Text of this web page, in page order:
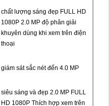
chất lượng sáng đẹp FULL HD
1080P 2.0 MP độ phân giải
khuyên dùng khi xem trên điện
thoại
giám sát sắc nét đến 4.0 MP
siêu sáng và đẹp 2.0 MP FULL
HD 1080P Thích hợp xem trên